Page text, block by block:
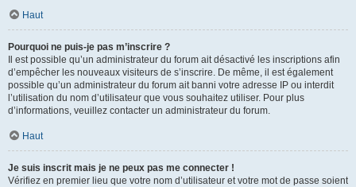
Haut
Pourquoi ne puis-je pas m’inscrire ?
Il est possible qu’un administrateur du forum ait désactivé les inscriptions afin
d’empêcher les nouveaux visiteurs de s’inscrire. De même, il est également
possible qu’un administrateur du forum ait banni votre adresse IP ou interdit
l’utilisation du nom d’utilisateur que vous souhaitez utiliser. Pour plus
d’informations, veuillez contacter un administrateur du forum.
Haut
Je suis inscrit mais je ne peux pas me connecter !
Vérifiez en premier lieu que votre nom d’utilisateur et votre mot de passe soient